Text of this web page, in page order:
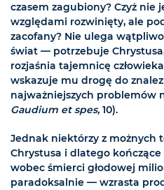
czasem zagubiony? Czyż
względami rozwinięty, ale
zacofany? Nie ulega
świat — potrzebuje
rozjaśnia tajemnicę
wskazuje mu drogę do
najważniejszych problemów
Gaudium et spes,10).
Jednak niektórzy z możnych
Chrystusa i dlatego
wobec śmierci głodowej
paradoksalnie — wzrasta